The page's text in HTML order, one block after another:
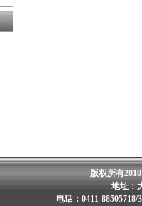
版权所有
地址：
电话：0411-